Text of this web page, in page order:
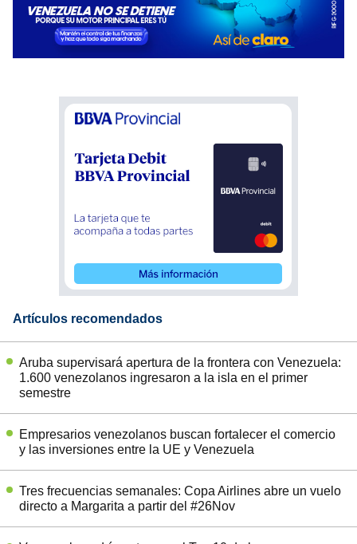
Artículos recomendados
Aruba supervisará apertura de la frontera con Venezuela:
1.600 venezolanos ingresaron a la isla en el primer
semestre
Empresarios venezolanos buscan fortalecer el comercio
y las inversiones entre la UE y Venezuela
Tres frecuencias semanales: Copa Airlines abre un vuelo
directo a Margarita a partir del #26Nov